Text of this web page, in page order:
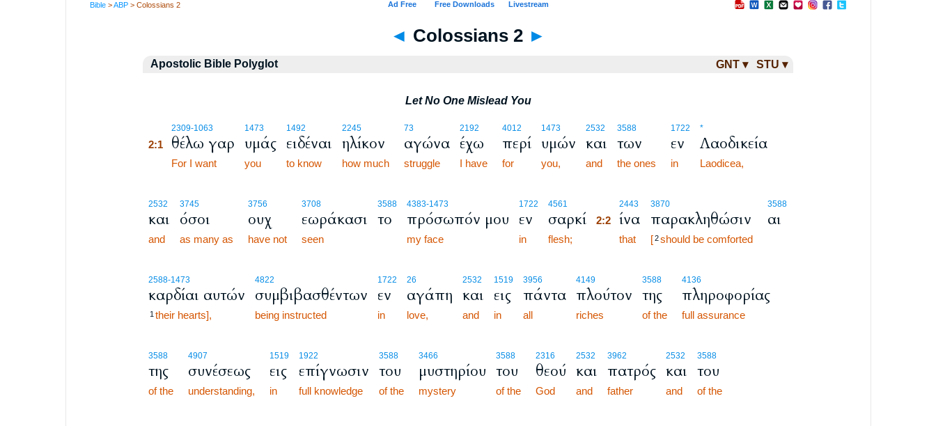
Bible >ABP > Colossians 2
◄ Colossians 2 ►
Apostolic Bible Polyglot GNT ▾ STU ▾
Let No One Mislead You
2309-1063
2:1 θέλω γαρ
For I want
1473
υμάς
you
1492
ειδέναι
to know
2245
ηλίκον
how much
73
αγώνα
struggle
2192
έχω
I have
4012
περί
for
1473
υμών
you,
2532
και
and
3588
των
the ones
1722
εν
in
*
Λαοδικεία
Laodicea,
2532
και
and
3745
όσοι
as many as
3756
ουχ
have not
3708
εωράκασι
seen
3588
το
4383-1473
πρόσωπόν μου
my face
1722
εν
in
4561
σαρκί
flesh;
2443
2:2 ίνα
that
3870
παρακληθώσιν
[ 2 should be comforted
3588
αι
2588-1473
καρδίαι αυτών
1 their hearts],
4822
συμβιβασθέντων
being instructed
1722
εν
in
26
αγάπη
love,
2532
και
and
1519
εις
in
3956
πάντα
all
4149
πλούτον
riches
3588
της
of the
4136
πληροφορίας
full assurance
3588
της
of the
4907
συνέσεως
understanding,
1519
εις
in
1922
επίγνωσιν
full knowledge
3588
του
of the
3466
μυστηρίου
mystery
3588
του
of the
2316
θεού
God
2532
και
and
3962
πατρός
father
2532
και
and
3588
του
of the